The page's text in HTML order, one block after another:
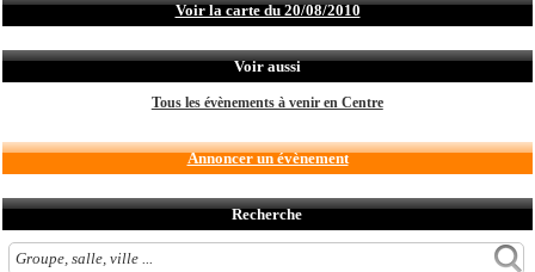
Voir la carte du 20/08/2010
Voir aussi
Tous les évènements à venir en Centre
Annoncer un évènement
Recherche